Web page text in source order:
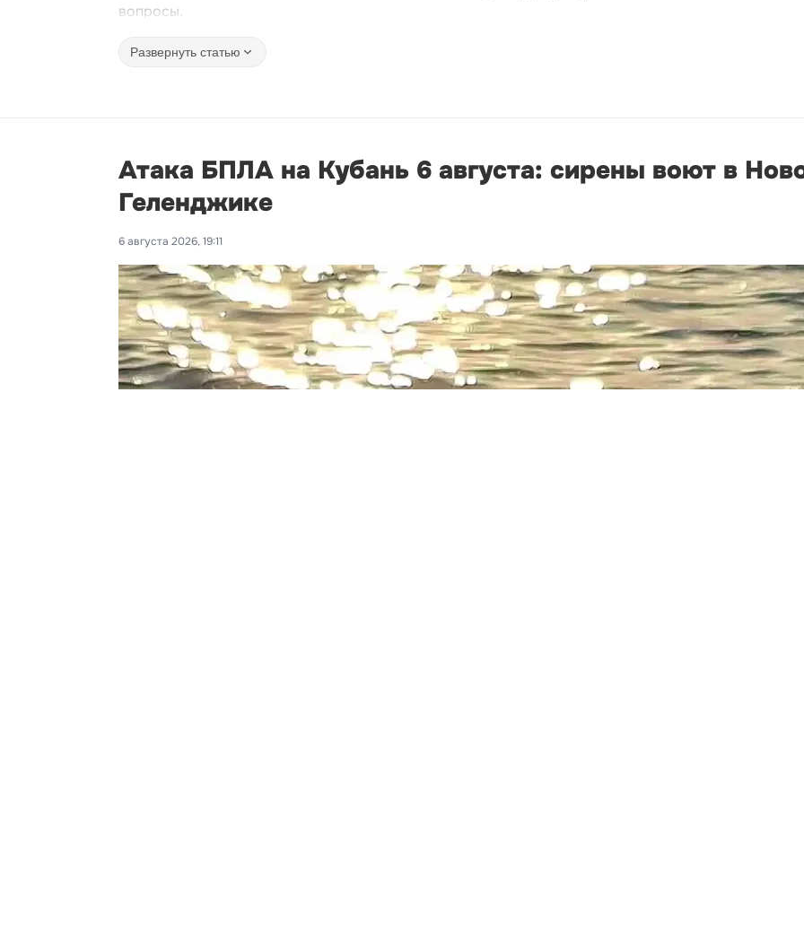
вопросы.
Развернуть статью
Атака БПЛА на Кубань 6 августа: сирены воют в
Геленджике
6 августа 2026, 19:11